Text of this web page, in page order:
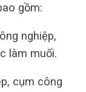
gồm:
nghiệp,
làm muối.
cụm công